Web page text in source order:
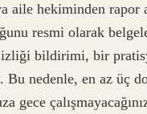
aile hekiminden rapor
resmi olarak
bildirimi, bir
Bu nedenle, en az üç
gece